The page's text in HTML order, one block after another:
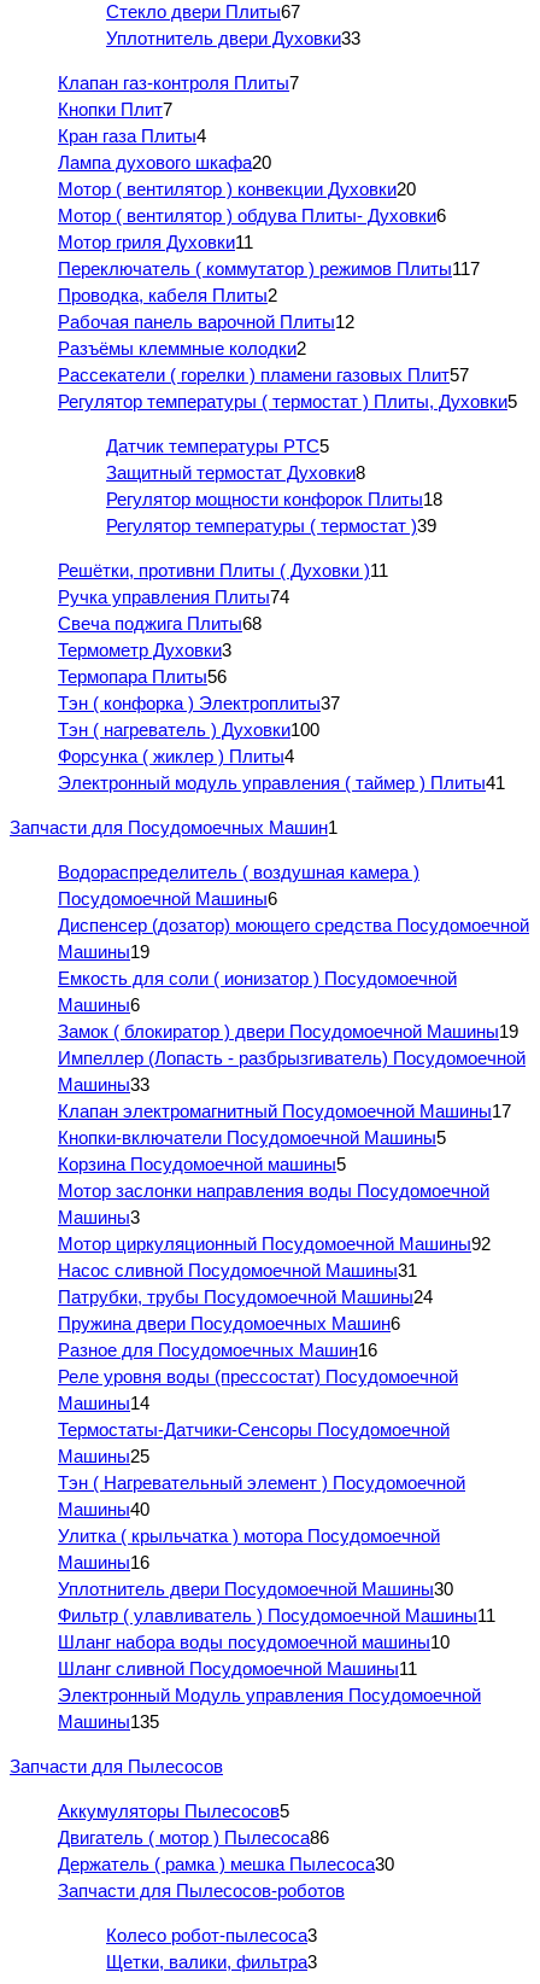
Стекло двери Плиты67
Уплотнитель двери Духовки33
Клапан газ-контроля Плиты7
Кнопки Плит7
Кран газа Плиты4
Лампа духового шкафа20
Мотор ( вентилятор ) конвекции Духовки20
Мотор ( вентилятор ) обдува Плиты- Духовки6
Мотор гриля Духовки11
Переключатель ( коммутатор ) режимов Плиты117
Проводка, кабеля Плиты2
Рабочая панель варочной Плиты12
Разъёмы клеммные колодки2
Рассекатели ( горелки ) пламени газовых Плит57
Регулятор температуры ( термостат ) Плиты, Духовки5
Датчик температуры PTC5
Защитный термостат Духовки8
Регулятор мощности конфорок Плиты18
Регулятор температуры ( термостат )39
Решётки, противни Плиты ( Духовки )11
Ручка управления Плиты74
Свеча поджига Плиты68
Термометр Духовки3
Термопара Плиты56
Тэн ( конфорка ) Электроплиты37
Тэн ( нагреватель ) Духовки100
Форсунка ( жиклер ) Плиты4
Электронный модуль управления ( таймер ) Плиты41
Запчасти для Посудомоечных Машин1
Водораспределитель ( воздушная камера )
Посудомоечной Машины6
Диспенсер (дозатор) моющего средства Посудомоечной
Машины19
Емкость для соли ( ионизатор ) Посудомоечной
Машины6
Замок ( блокиратор ) двери Посудомоечной Машины19
Импеллер (Лопасть - разбрызгиватель) Посудомоечной
Машины33
Клапан электромагнитный Посудомоечной Машины17
Кнопки-включатели Посудомоечной Машины5
Корзина Посудомоечной машины5
Мотор заслонки направления воды Посудомоечной
Машины3
Мотор циркуляционный Посудомоечной Машины92
Насос сливной Посудомоечной Машины31
Патрубки, трубы Посудомоечной Машины24
Пружина двери Посудомоечных Машин6
Разное для Посудомоечных Машин16
Реле уровня воды (прессостат) Посудомоечной
Машины14
Термостаты-Датчики-Сенсоры Посудомоечной
Машины25
Тэн ( Нагревательный элемент ) Посудомоечной
Машины40
Улитка ( крыльчатка ) мотора Посудомоечной
Машины16
Уплотнитель двери Посудомоечной Машины30
Фильтр ( улавливатель ) Посудомоечной Машины11
Шланг набора воды посудомоечной машины10
Шланг сливной Посудомоечной Машины11
Электронный Модуль управления Посудомоечной
Машины135
Запчасти для Пылесосов
Аккумуляторы Пылесосов5
Двигатель ( мотор ) Пылесоса86
Держатель ( рамка ) мешка Пылесоса30
Запчасти для Пылесосов-роботов
Колесо робот-пылесоса3
Щетки, валики, фильтра3